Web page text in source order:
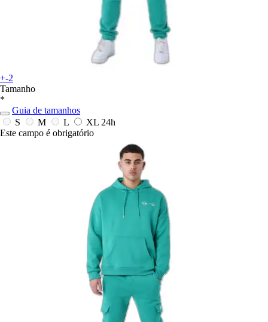
+-2
Tamanho
*
Guia de tamanhos
S
M L XL 24h
Este campo é obrigatório